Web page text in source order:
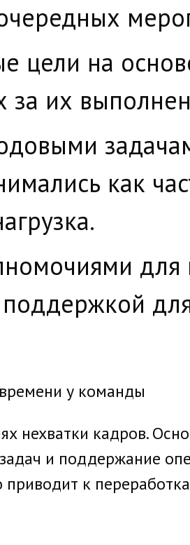
цели на
за их
как
для
у команды
нехватки кадров.
и поддержание
к